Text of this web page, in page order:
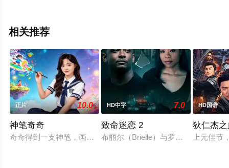
相关推荐
正片 10.0
神笔奇奇
奇奇得到一支神笔，画出的东西能成真，但当着人面无效且用
HD中字 7.0
致命迷恋 2
布丽尔（Brielle）与罗伯特（Robert
HD国语
狄仁杰
上元佳节